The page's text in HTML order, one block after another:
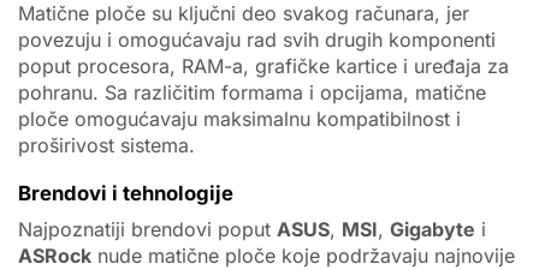
Matične ploče su ključni deo svakog računara, jer
povezuju i omogućavaju rad svih drugih komponenti
poput procesora, RAM-a, grafičke kartice i uređaja za
pohranu. Sa različitim formama i opcijama, matične
ploče omogućavaju maksimalnu kompatibilnost i
proširivost sistema.
Brendovi i tehnologije
Najpoznatiji brendovi poput ASUS, MSI, Gigabyte i
ASRock nude matične ploče koje podržavaju najnovije